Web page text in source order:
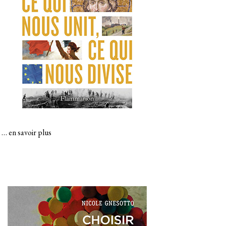
…en savoir plus